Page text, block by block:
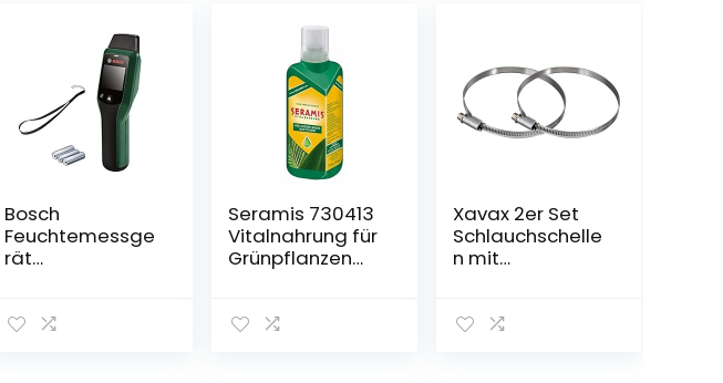
Bosch
Feuchtemessge
rät
swahl,
Seramis 730413
Vitalnahrung für
Grünpflanzen
Pflanzendünger
Xavax 2er Set
Schlauchschelle
n mit
90 – 110 mm,